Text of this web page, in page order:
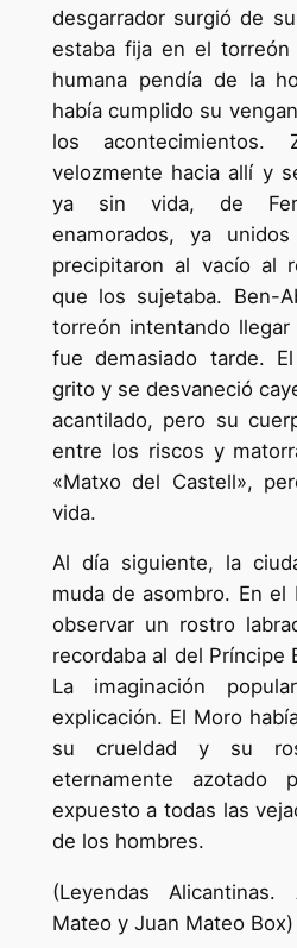
desgarrador surgió de
estaba fija en el
humana pendía de la
había cumplido su
los acontecimientos.
velozmente hacia allí y
ya sin vida, de
enamorados, ya
precipitaron al vacío al
que los sujetaba. Ben-
torreón intentando
fue demasiado tarde.
grito y se desvaneció
acantilado, pero su
entre los riscos y
«Matxo del Castell»,
vida.
Al día siguiente, la
muda de asombro. En el
observar un rostro
recordaba al del Príncipe
La imaginación
explicación. El Moro
su crueldad y su
eternamente
expuesto a todas las
de los hombres.
(Leyendas
Mateo y Juan Mateo Box)